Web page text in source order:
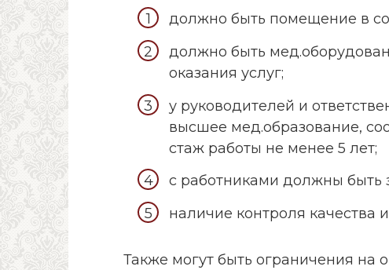
должно быть помещение в
должно быть
оказания услуг;
у руководителей и
высшее мед.образование,
стаж работы не менее 5 лет;
с работниками должны быть
наличие контроля качества
Также могут быть ограничения